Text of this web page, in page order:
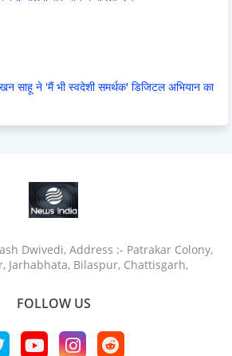
साहू ने 'मैं भी स्वदेशी समर्थक' डिजिटल अभियान का
Dwivedi, Address :- Patrakar Colony,
Jarhabhata, Bilaspur, Chattisgarh,
FOLLOW US